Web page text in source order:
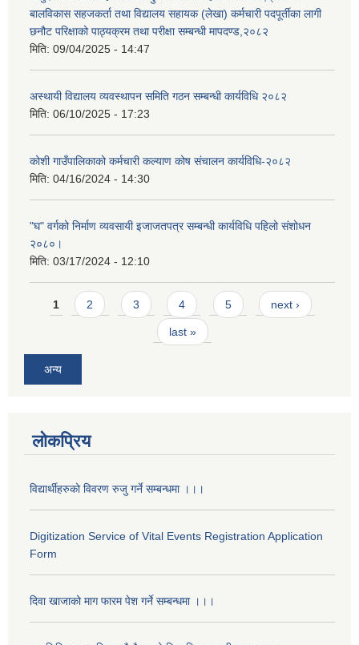
बालविकास सहजकर्ता तथा विद्यालय सहायक (लेखा) कर्मचारी पदपूर्तीका लागी
छनौट परिक्षाको पाठ्यक्रम तथा परीक्षा सम्बन्धी मापदण्ड,२०८२
मिति: 09/04/2025 - 14:47
अस्थायी विद्यालय व्यवस्थापन समिति गठन सम्बन्धी कार्यविधि २०८२
मिति: 06/10/2025 - 17:23
कोशी गाउँपालिकाको कर्मचारी कल्याण कोष संचालन कार्यविधि-२०८२
मिति: 04/16/2024 - 14:30
"घ" वर्गको निर्माण व्यवसायी इजाजतपत्र सम्बन्धी कार्यविधि पहिलो संशोधन
२०८०।
मिति: 03/17/2024 - 12:10
Pages
1 2 3 4 5 next ›
last »
अन्य
लोकप्रिय
विद्यार्थीहरुको विवरण रुजु गर्ने सम्बन्धमा ।।।
Digitization Service of Vital Events Registration Application
Form
दिवा खाजाको माग फारम पेश गर्ने सम्बन्धमा ।।।